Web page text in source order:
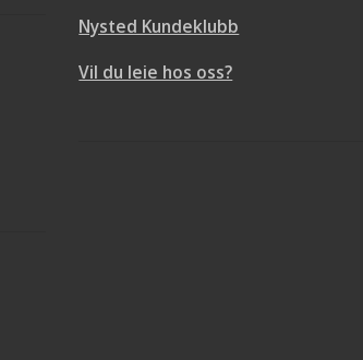
Nysted Kundeklubb
Vil du leie hos oss?